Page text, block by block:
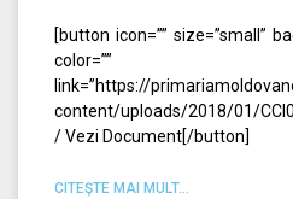
[button icon=”” size=”small”
color=””
link=”https://
content/uploads/2018/01/
/ Vezi Document[/button]
CITEŞTE MAI MULT...